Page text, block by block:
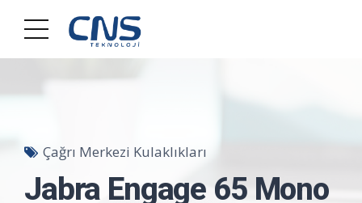
Çağrı Merkezi Kulaklıkları
Jabra Engage 65 Mono